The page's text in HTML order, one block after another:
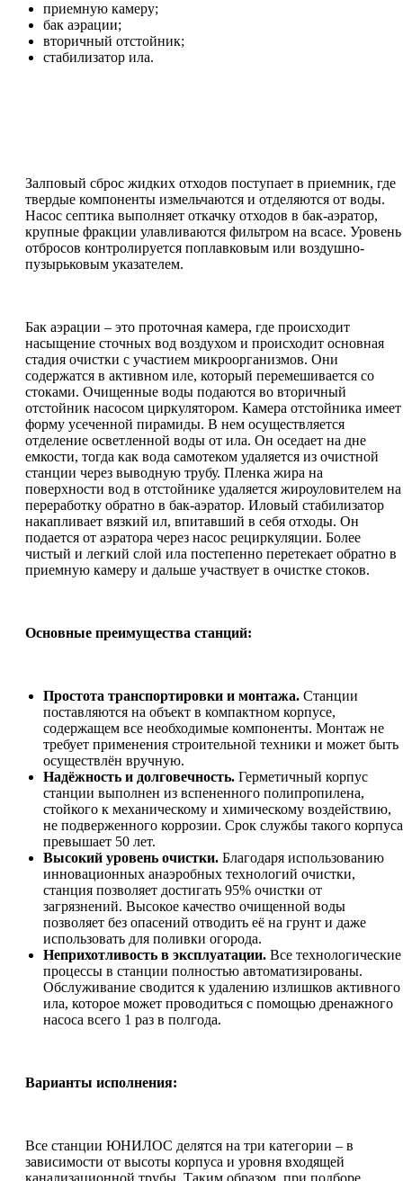
приемную камеру;
бак аэрации;
вторичный отстойник;
стабилизатор ила.
Залповый сброс жидких отходов поступает в приемник, где
твердые компоненты измельчаются и отделяются от воды.
Насос септика выполняет откачку отходов в бак-аэратор,
крупные фракции улавливаются фильтром на всасе. Уровень
отбросов контролируется поплавковым или воздушно-
пузырьковым указателем.
Бак аэрации – это проточная камера, где происходит
насыщение сточных вод воздухом и происходит основная
стадия очистки с участием микроорганизмов. Они
содержатся в активном иле, который перемешивается со
стоками. Очищенные воды подаются во вторичный
отстойник насосом циркулятором. Камера отстойника имеет
форму усеченной пирамиды. В нем осуществляется
отделение осветленной воды от ила. Он оседает на дне
емкости, тогда как вода самотеком удаляется из очистной
станции через выводную трубу. Пленка жира на
поверхности вод в отстойнике удаляется жироуловителем на
переработку обратно в бак-аэратор. Иловый стабилизатор
накапливает вязкий ил, впитавший в себя отходы. Он
подается от аэратора через насос рециркуляции. Более
чистый и легкий слой ила постепенно перетекает обратно в
приемную камеру и дальше участвует в очистке стоков.
Основные преимущества станций:
Простота транспортировки и монтажа. Станции
поставляются на объект в компактном корпусе,
содержащем все необходимые компоненты. Монтаж не
требует применения строительной техники и может быть
осуществлён вручную.
Надёжность и долговечность. Герметичный корпус
станции выполнен из вспененного полипропилена,
стойкого к механическому и химическому воздействию,
не подверженного коррозии. Срок службы такого корпуса
превышает 50 лет.
Высокий уровень очистки. Благодаря использованию
инновационных анаэробных технологий очистки,
станция позволяет достигать 95% очистки от
загрязнений. Высокое качество очищенной воды
позволяет без опасений отводить её на грунт и даже
использовать для поливки огорода.
Неприхотливость в эксплуатации. Все технологические
процессы в станции полностью автоматизированы.
Обслуживание сводится к удалению излишков активного
ила, которое может проводиться с помощью дренажного
насоса всего 1 раз в полгода.
Варианты исполнения:
Все станции ЮНИЛОС делятся на три категории – в
зависимости от высоты корпуса и уровня входящей